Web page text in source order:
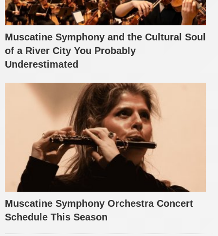
Muscatine Symphony and the Cultural Soul
of a River City You Probably
Underestimated
Muscatine Symphony Orchestra Concert
Schedule This Season